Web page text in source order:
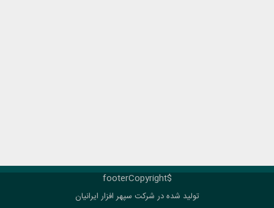
$footerCopyright
تولید شده در شرکت سپهر افزار ایرانیان